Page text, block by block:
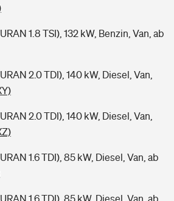
1.8 TSI), 132 kW, Benzin, Van, ab
2.0 TDI), 140 kW, Diesel, Van,
2.0 TDI), 140 kW, Diesel, Van,
1.6 TDI), 85 kW, Diesel, Van, ab
1.6 TDI), 85 kW, Diesel, Van, ab